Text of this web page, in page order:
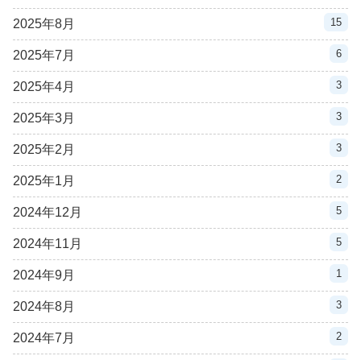
2025年8月 15
2025年7月 6
2025年4月 3
2025年3月 3
2025年2月 3
2025年1月 2
2024年12月 5
2024年11月 5
2024年9月 1
2024年8月 3
2024年7月 2